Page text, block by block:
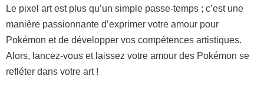
Le pixel art est plus qu’un simple passe-temps ; c’est une
manière passionnante d’exprimer votre amour pour
Pokémon et de développer vos compétences artistiques.
Alors, lancez-vous et laissez votre amour des Pokémon se
refléter dans votre art !